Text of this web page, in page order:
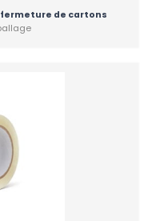
de cartons